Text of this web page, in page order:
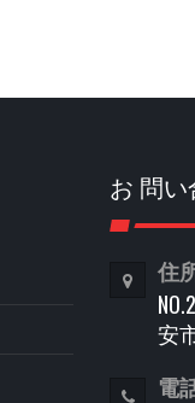
お 問
住
安
電